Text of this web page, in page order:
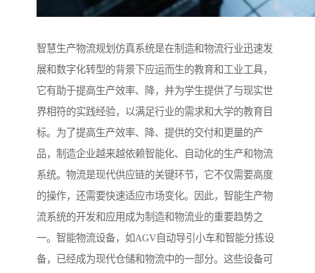
智慧生产物流规划仿真系统是在制造和物流行业迅速发
展和数字化转型的背景下应运而生的教育和工业工具，
它有助于提高生产效率、降，并为学生提供了与现实世
界相符的实践经验，以满足行业的需求和大学的教育目
标。为了提高生产效率、降、提供的交付和更量的产
品，制造企业越来越依赖智能化、自动化的生产和物流
系统。物流是现代供应链的关键环节，它不仅需要高度
的操作，还需要快速适应市场变化。因此，智能生产物
流系统的开发和应用成为制造和物流业的重要趋势之
一。智能物流设备，如AGV自动导引小车和智能分拣设
备，已经成为现代仓储和物流中的一部分。这些设备可